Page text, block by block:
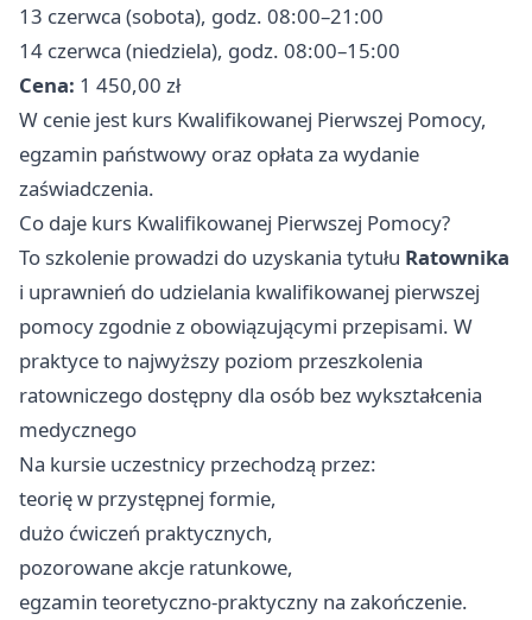
13 czerwca (sobota), godz. 08:00–21:00
14 czerwca (niedziela), godz. 08:00–15:00
Cena: 1 450,00 zł
W cenie jest kurs Kwalifikowanej Pierwszej Pomocy,
egzamin państwowy oraz opłata za wydanie
zaświadczenia.
Co daje kurs Kwalifikowanej Pierwszej Pomocy?
To szkolenie prowadzi do uzyskania tytułu Ratownika
i uprawnień do udzielania kwalifikowanej pierwszej
pomocy zgodnie z obowiązującymi przepisami. W
praktyce to najwyższy poziom przeszkolenia
ratowniczego dostępny dla osób bez wykształcenia
medycznego
Na kursie uczestnicy przechodzą przez:
teorię w przystępnej formie,
dużo ćwiczeń praktycznych,
pozorowane akcje ratunkowe,
egzamin teoretyczno-praktyczny na zakończenie.